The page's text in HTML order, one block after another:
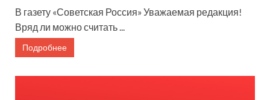
В газету «Советская Россия» Уважаемая редакция!
Вряд ли можно считать ...
Подробнее